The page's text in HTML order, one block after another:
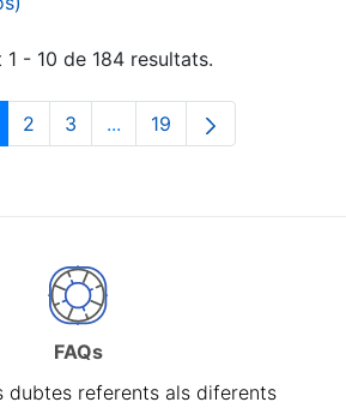
- 10 de 184 resultats.
Pàgina
2 Pàgina
3 ...Pàgines intermèdies
Pàgina
19
FAQs
dubtes referents als diferents